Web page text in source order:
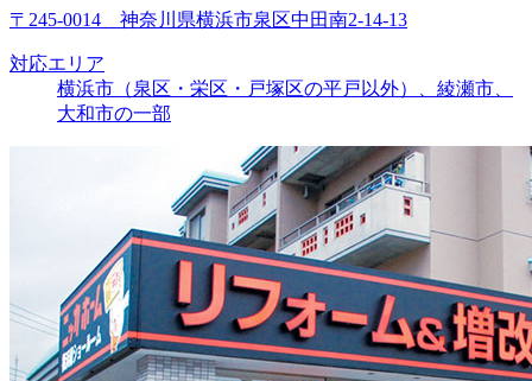
〒245-0014 神奈川県横浜市泉区中田南2-14-13
対応エリア
横浜市（泉区・栄区・戸塚区の平戸以外）、綾瀬市、
大和市の一部